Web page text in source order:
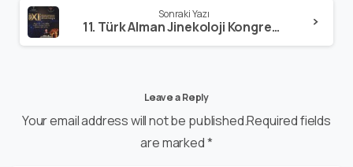
Sonraki Yazı
11. Türk Alman Jinekoloji Kongresi – 11-15 2016 – Antalya
Leave a Reply
Your email address will not be published.Required fields
are marked *